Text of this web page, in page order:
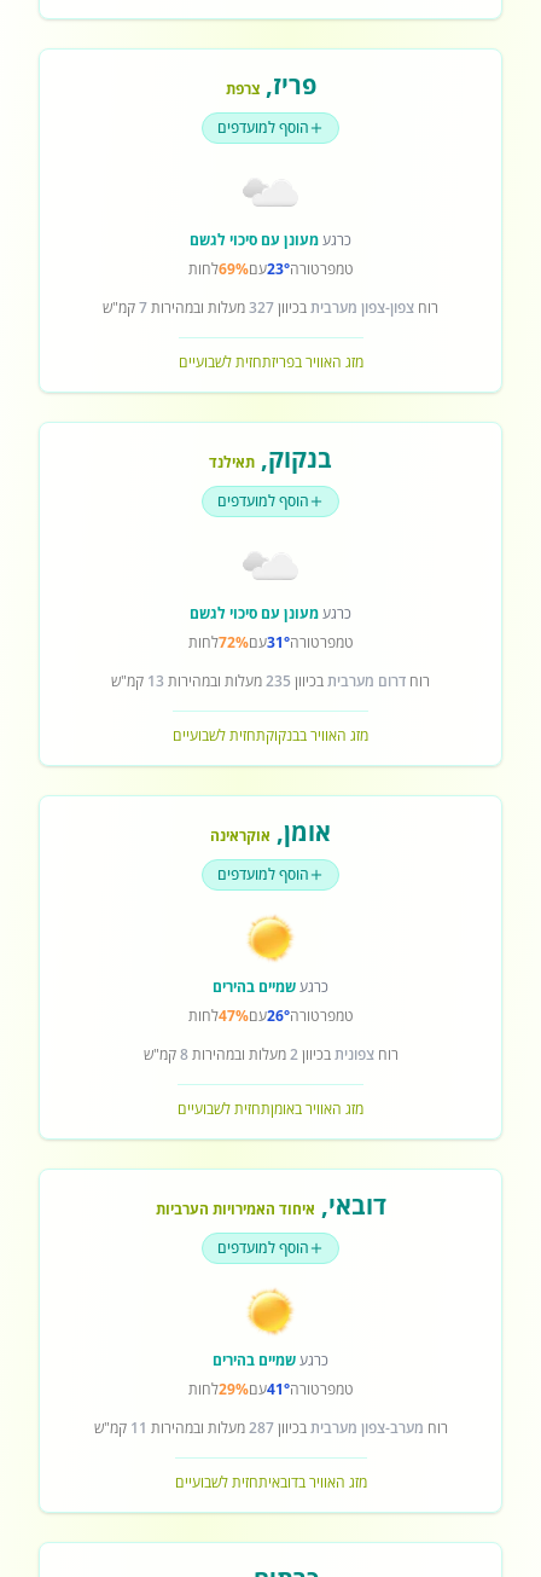
פריז,צרפת
הוסף למועדפים
כרגעמעונן עם סיכוי לגשם
טמפרטורה23°עם69%לחות
רוח צפון-צפון מערביתבכיוון327מעלות ובמהירות7קמ"ש
מזג האוויר בפריזתחזית לשבועיים
בנקוק, תאילנד
הוסף למועדפים
כרגעמעונן עם סיכוי לגשם
טמפרטורה31°עם72%לחות
רוח דרום מערביתבכיוון 235מעלות ובמהירות 13 קמ"ש
מזג האוויר בבנקוקתחזית לשבועיים
אומן, אוקראינה
הוסף למועדפים
כרגעשמיים בהירים
טמפרטורה26°עם47%לחות
רוחצפוניתבכיוון2מעלות ובמהירות8קמ"ש
מזג האוויר באומןתחזית לשבועיים
דובאי, איחוד האמירויות הערביות
הוסף למועדפים
כרגעשמיים בהירים
טמפרטורה41°עם29%לחות
רוח מערב-צפון מערביתבכיוון287מעלות ובמהירות 11 קמ"ש
מזג האוויר בדובאיתחזית לשבועיים